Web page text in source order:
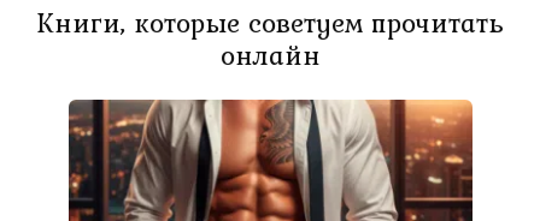
Книги, которые советуем прочитать
онлайн